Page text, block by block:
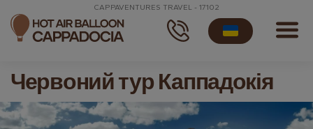
CAPPAVENTURES TRAVEL - 17102
Червоний тур Каппадокія